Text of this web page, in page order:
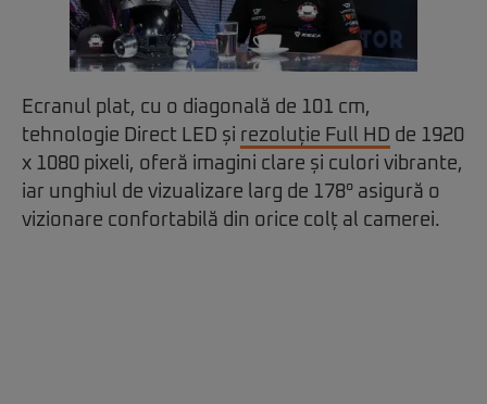
Ecranul plat, cu o diagonală de 101 cm,
tehnologie Direct LED și rezoluție Full HD de 1920
x 1080 pixeli, oferă imagini clare și culori vibrante,
iar unghiul de vizualizare larg de 178° asigură o
vizionare confortabilă din orice colț al camerei.